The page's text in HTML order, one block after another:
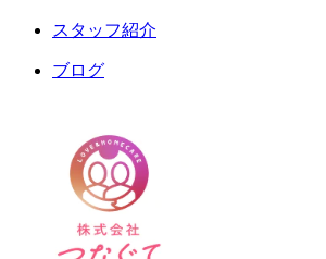
スタッフ紹介
ブログ